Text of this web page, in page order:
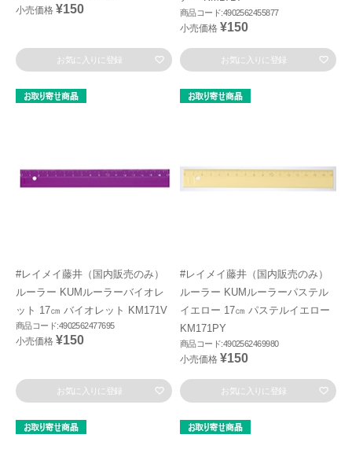
小売価格 ¥150
お気に入りに登録
商品コード:4902562455877
小売価格 ¥150
お気に入りに登録
#レイメイ藤井（国内販売のみ）
ルーラー KUMルーラーバイオレ
ット 17㎝ バイオレット KM171V
商品コード:4902562477695
小売価格 ¥150
お気に入りに登録
#レイメイ藤井（国内販売のみ）
ルーラー KUMルーラーパステル
イエロー 17㎝ パステルイエロー
KM171PY
商品コード:4902562469980
小売価格 ¥150
お気に入りに登録